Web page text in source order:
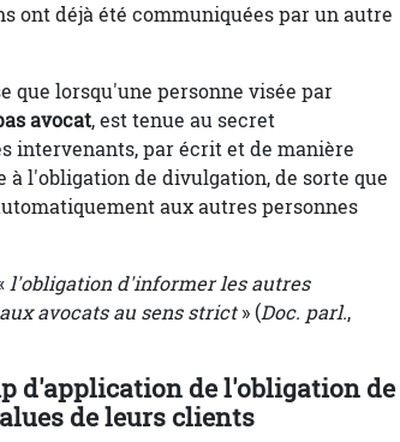
ont déjà été communiquées par un autre
que lorsqu'une personne visée par
avocat, est tenue au secret
intervenants, par écrit et de manière
l'obligation de divulgation, de sorte que
aux autres personnes
l'obligation d'informer les autres
avocats au sens strict» (Doc. parl.,
d'application de l'obligation de
de leurs clients